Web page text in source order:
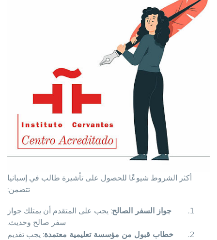
أكثر الشروط شيوعًا للحصول على تأشيرة طالب في إسبانيا
تتضمن:
جواز السفر الصالح: يجب على المتقدم أن يمتلك جواز
سفر صالح وحديث.
خطاب قبول من مؤسسة تعليمية معتمدة: يجب تقديم